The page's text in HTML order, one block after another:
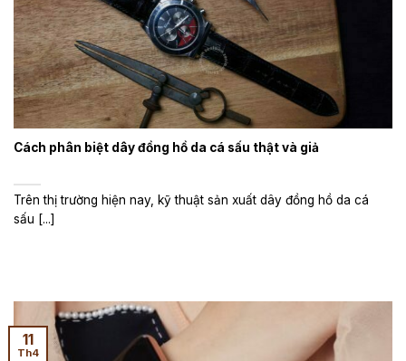
Cách phân biệt dây đồng hồ da cá sấu thật và giả
Trên thị trường hiện nay, kỹ thuật sản xuất dây đồng hồ da cá
sấu [...]
11
Th4